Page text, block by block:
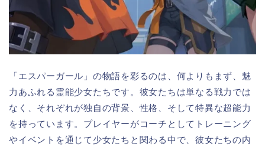
「エスパーガール」の物語を彩るのは、何よりもまず、魅
力あふれる霊能少女たちです。彼女たちは単なる戦力では
なく、それぞれが独自の背景、性格、そして特異な超能力
を持っています。プレイヤーがコーチとしてトレーニング
やイベントを通じて少女たちと関わる中で、彼女たちの内